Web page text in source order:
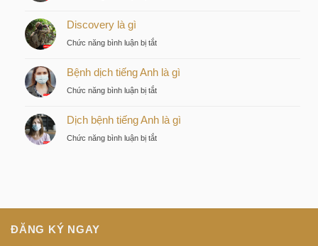
chiến
của
nhà
tư
gì
Discovery là gì
Chức năng bình luận bị tắtở
là
Bệnh dịch tiếng Anh là gì
Chức năng bình luận bị tắtở
dịch
Dịch bệnh tiếng Anh là gì
Chức năng bình luận bị tắtở
là
ĐĂNG KÝ NGAY